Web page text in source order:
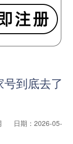
号到底去了
日期：2026-05-